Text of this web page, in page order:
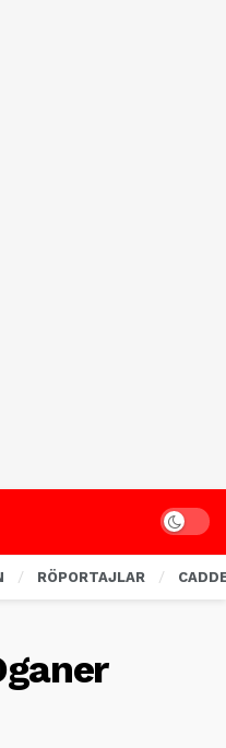
Dark
RÖPORTAJLAR